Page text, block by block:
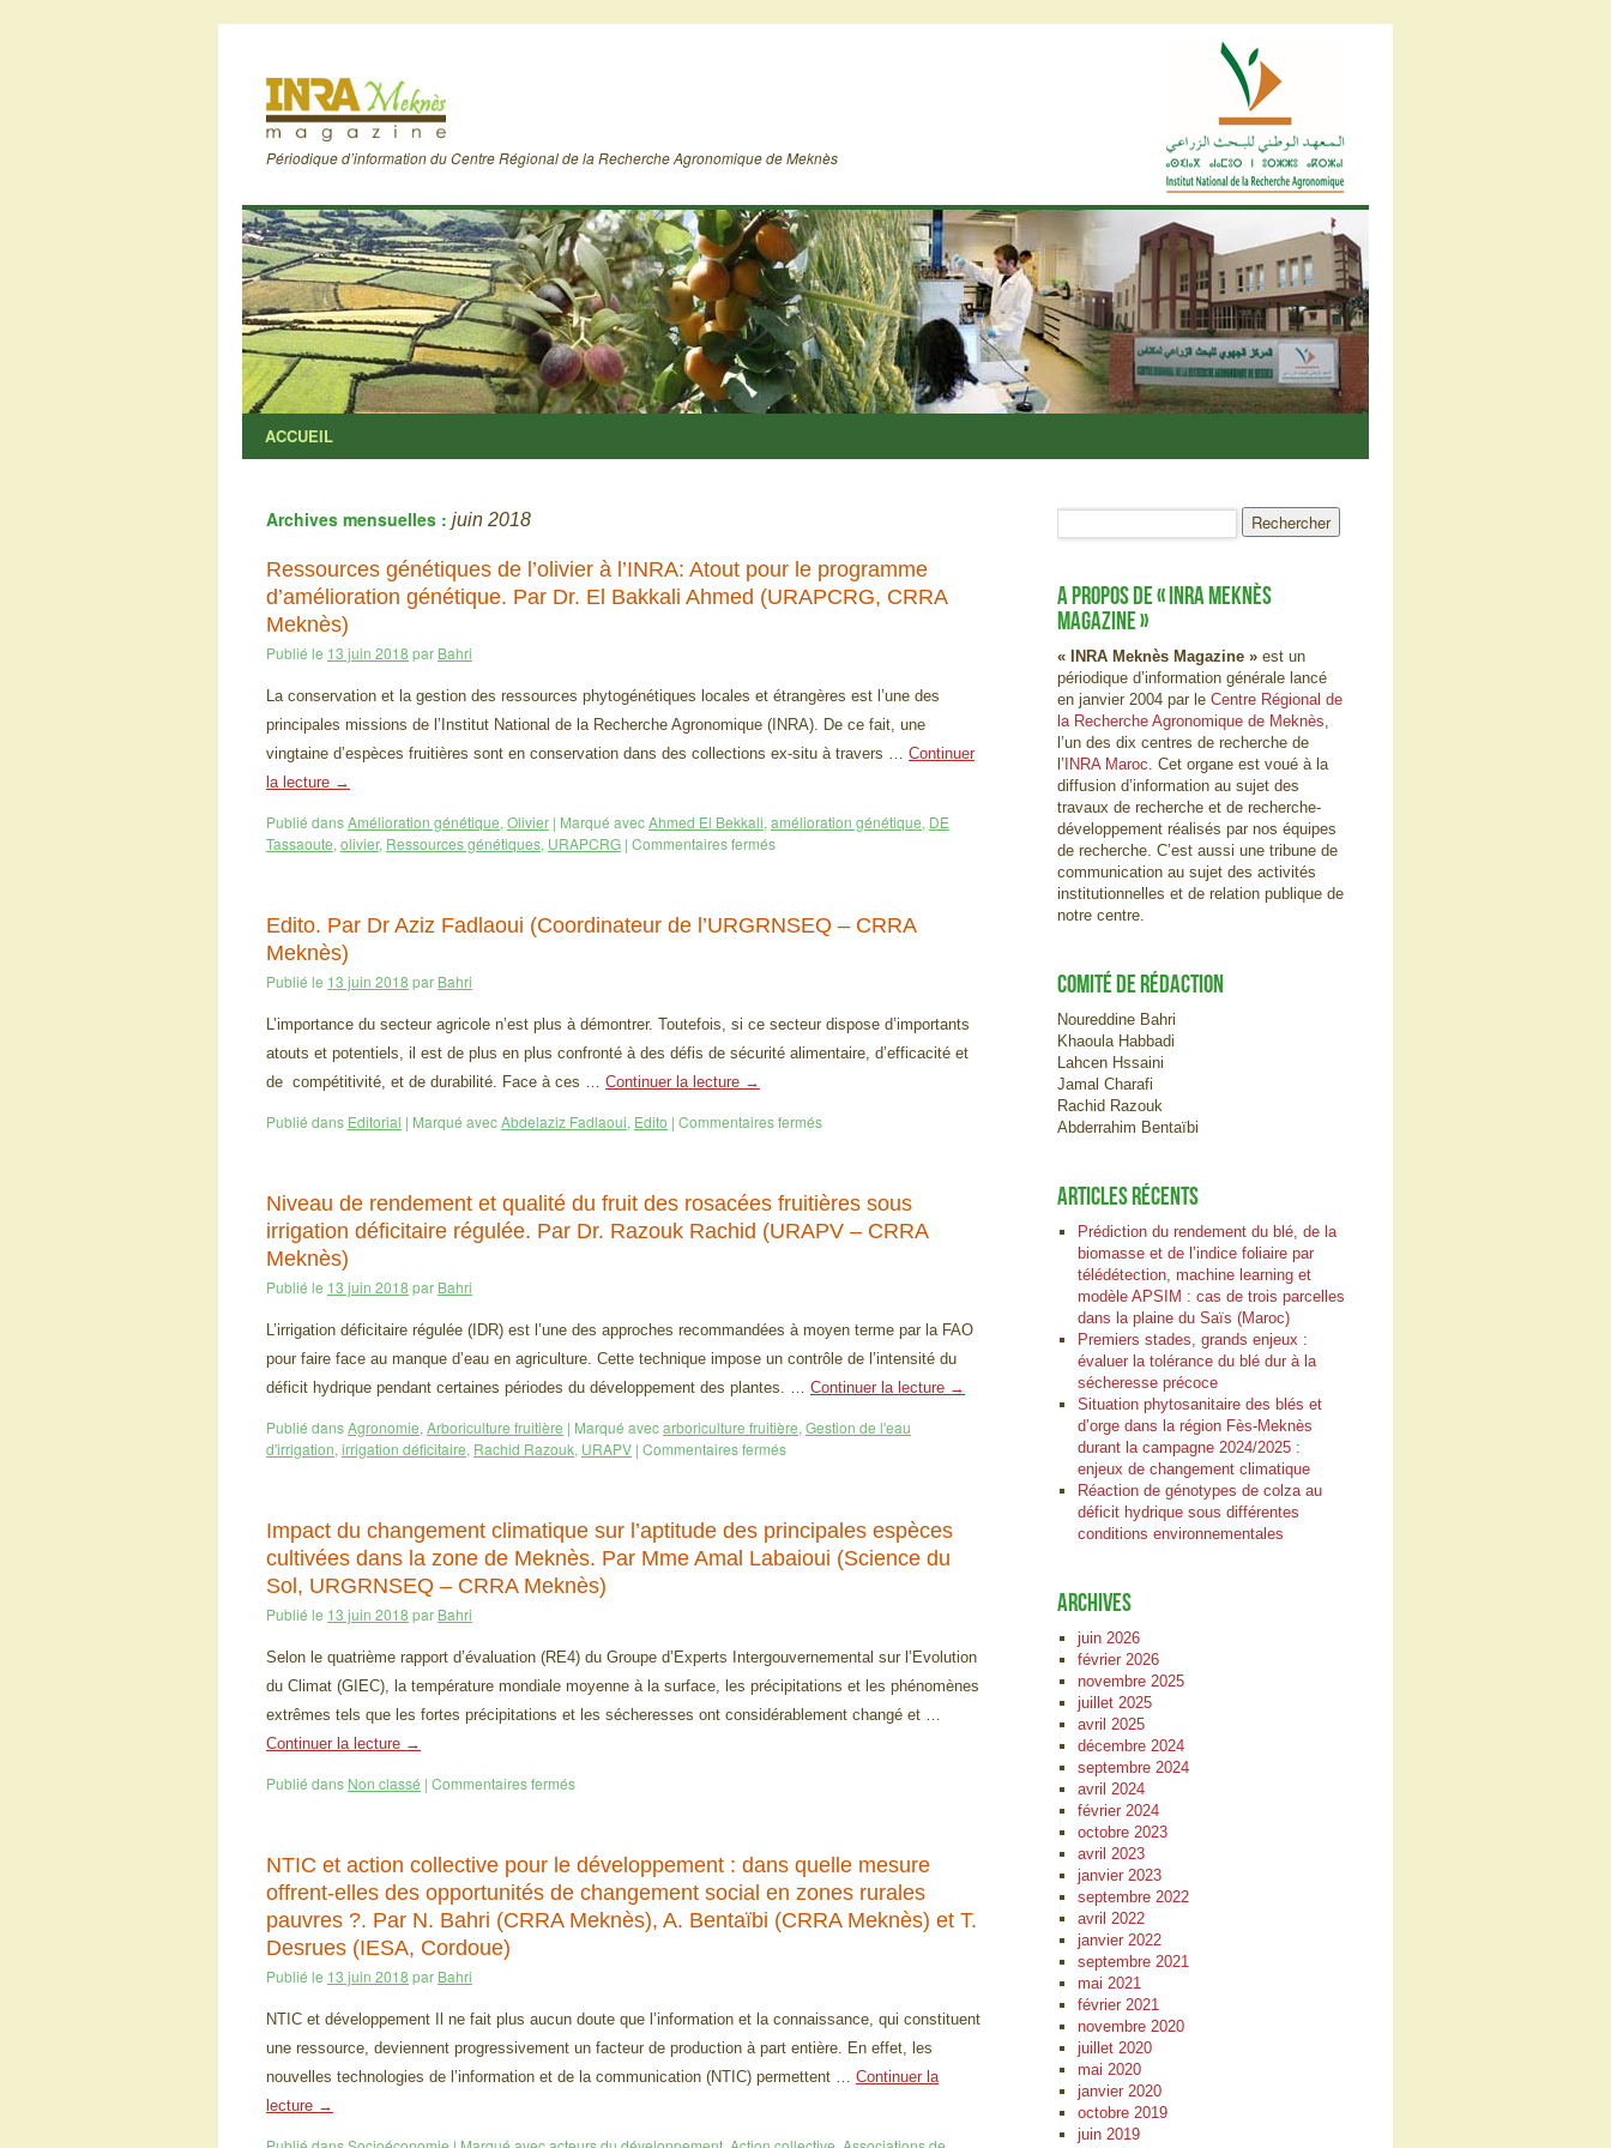
Périodique d’information du Centre Régional de la Recherche Agronomique de Meknès
ACCUEIL
Archives mensuelles : juin 2018
Ressources génétiques de l’olivier à l’INRA: Atout pour le programme
d’amélioration génétique. Par Dr. El Bakkali Ahmed (URAPCRG, CRRA
Meknès)
Publié le 13 juin 2018 par Bahri
La conservation et la gestion des ressources phytogénétiques locales et étrangères est l’une des
principales missions de l’Institut National de la Recherche Agronomique (INRA). De ce fait, une
vingtaine d’espèces fruitières sont en conservation dans des collections ex-situ à travers … Continuer
la lecture →
Publié dansAmélioration génétique, Olivier | Marqué avecAhmed El Bekkali, amélioration génétique, DE
Tassaoute, olivier, Ressources génétiques, URAPCRG | Commentaires fermés
Edito. Par Dr Aziz Fadlaoui (Coordinateur de l’URGRNSEQ – CRRA
Meknès)
Publié le 13 juin 2018 par Bahri
L’importance du secteur agricole n’est plus à démontrer. Toutefois, si ce secteur dispose d’importants
atouts et potentiels, il est de plus en plus confronté à des défis de sécurité alimentaire, d’efficacité et
de compétitivité, et de durabilité. Face à ces … Continuer la lecture →
Publié dans Editorial | Marqué avecAbdelaziz Fadlaoui, Edito | Commentaires fermés
Niveau de rendement et qualité du fruit des rosacées fruitières sous
irrigation déficitaire régulée. Par Dr. Razouk Rachid (URAPV – CRRA
Meknès)
Publié le 13 juin 2018 par Bahri
L’irrigation déficitaire régulée (IDR) est l’une des approches recommandées à moyen terme par la FAO
pour faire face au manque d’eau en agriculture. Cette technique impose un contrôle de l’intensité du
déficit hydrique pendant certaines périodes du développement des plantes. … Continuer la lecture →
Publié dansAgronomie, Arboriculture fruitière | Marqué avecarboriculture fruitière, Gestion de l'eau
d'irrigation, irrigation déficitaire, Rachid Razouk, URAPV | Commentaires fermés
Impact du changement climatique sur l’aptitude des principales espèces
cultivées dans la zone de Meknès. Par Mme Amal Labaioui (Science du
Sol, URGRNSEQ – CRRA Meknès)
Publié le 13 juin 2018 par Bahri
Selon le quatrième rapport d’évaluation (RE4) du Groupe d’Experts Intergouvernemental sur l’Evolution
du Climat (GIEC), la température mondiale moyenne à la surface, les précipitations et les phénomènes
extrêmes tels que les fortes précipitations et les sécheresses ont considérablement changé et …
Continuer la lecture →
Publié dans Non classé | Commentaires fermés
NTIC et action collective pour le développement : dans quelle mesure
offrent-elles des opportunités de changement social en zones rurales
pauvres ?. Par N. Bahri (CRRA Meknès), A. Bentaïbi (CRRA Meknès) et T.
Desrues (IESA, Cordoue)
Publié le 13 juin 2018 par Bahri
NTIC et développement Il ne fait plus aucun doute que l’information et la connaissance, qui constituent
une ressource, deviennent progressivement un facteur de production à part entière. En effet, les
nouvelles technologies de l’information et de la communication (NTIC) permettent … Continuer la
lecture →
A PROPOS DE « INRA MEKNÈS
MAGAZINE »
« INRA Meknès Magazine » est un
périodique d’information générale lancé
en janvier 2004 par le Centre Régional de
la Recherche Agronomique de Meknès,
l’un des dix centres de recherche de
l’ INRA Maroc. Cet organe est voué à la
diffusion d’information au sujet des
travaux de recherche et de recherche-
développement réalisés par nos équipes
de recherche. C’est aussi une tribune de
communication au sujet des activités
institutionnelles et de relation publique de
notre centre.
COMITÉ DE RÉDACTION
Noureddine Bahri
Khaoula Habbadi
Lahcen Hssaini
Jamal Charafi
Rachid Razouk
Abderrahim Bentaïbi
ARTICLES RÉCENTS
Prédiction du rendement du blé, de la
biomasse et de l’indice foliaire par
télédétection, machine learning et
modèle APSIM : cas de trois parcelles
dans la plaine du Saïs (Maroc)
Premiers stades, grands enjeux :
évaluer la tolérance du blé dur à la
sécheresse précoce
Situation phytosanitaire des blés et
d’orge dans la région Fès-Meknès
durant la campagne 2024/2025 :
enjeux de changement climatique
Réaction de génotypes de colza au
déficit hydrique sous différentes
conditions environnementales
ARCHIVES
juin 2026
février 2026
novembre 2025
juillet 2025
avril 2025
décembre 2024
septembre 2024
avril 2024
février 2024
octobre 2023
avril 2023
janvier 2023
septembre 2022
avril 2022
janvier 2022
septembre 2021
mai 2021
février 2021
novembre 2020
juillet 2020
mai 2020
janvier 2020
octobre 2019
juin 2019